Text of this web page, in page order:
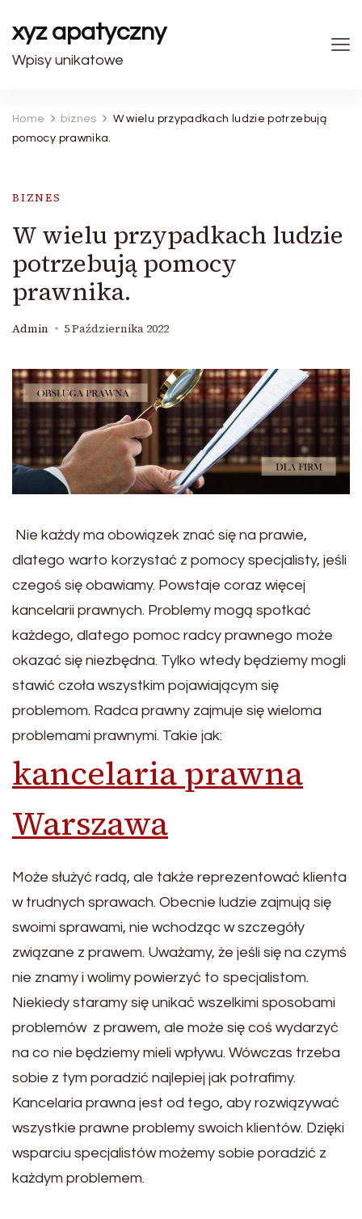
xyz apatyczny
Wpisy unikatowe
Home biznes
W wielu przypadkach ludzie potrzebują
pomocy prawnika.
BIZNES
W wielu przypadkach ludzie
potrzebują pomocy
prawnika.
Admin 5 Października 2022
Nie każdy ma obowiązek znać się na prawie,
dlatego warto korzystać z pomocy specjalisty, jeśli
czegoś się obawiamy. Powstaje coraz więcej
kancelarii prawnych. Problemy mogą spotkać
każdego, dlatego pomoc radcy prawnego może
okazać się niezbędna. Tylko wtedy będziemy mogli
stawić czoła wszystkim pojawiającym się
problemom. Radca prawny zajmuje się wieloma
problemami prawnymi. Takie jak:
kancelaria prawna
Warszawa
Może służyć radą, ale także reprezentować klienta
w trudnych sprawach. Obecnie ludzie zajmują się
swoimi sprawami, nie wchodząc w szczegóły
związane z prawem. Uważamy, że jeśli się na czymś
nie znamy i wolimy powierzyć to specjalistom.
Niekiedy staramy się unikać wszelkimi sposobami
problemów z prawem, ale może się coś wydarzyć
na co nie będziemy mieli wpływu. Wówczas trzeba
sobie z tym poradzić najlepiej jak potrafimy.
Kancelaria prawna jest od tego, aby rozwiązywać
wszystkie prawne problemy swoich klientów. Dzięki
wsparciu specjalistów możemy sobie poradzić z
każdym problemem.